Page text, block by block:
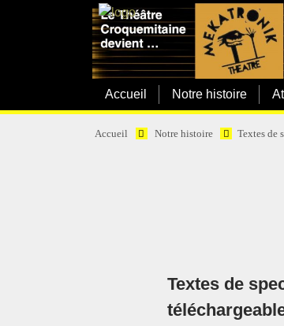
Accueil Notre histoire
Accueil Notre histoire Textes de
Textes de